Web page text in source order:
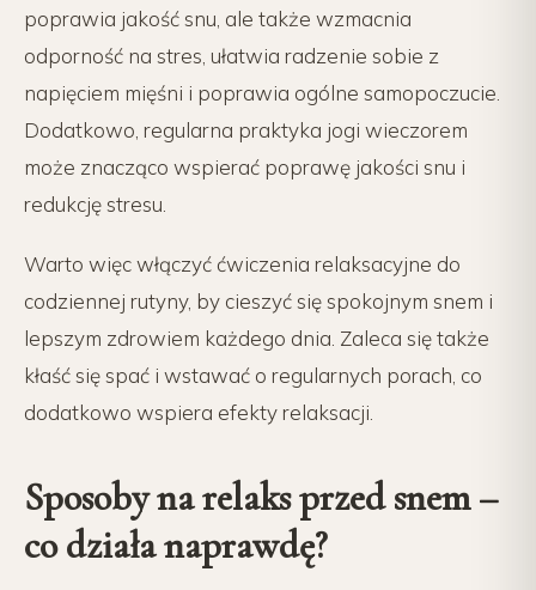
poprawia jakość snu, ale także wzmacnia
odporność na stres, ułatwia radzenie sobie z
napięciem mięśni i poprawia ogólne samopoczucie.
Dodatkowo, regularna praktyka jogi wieczorem
może znacząco wspierać poprawę jakości snu i
redukcję stresu.
Warto więc włączyć ćwiczenia relaksacyjne do
codziennej rutyny, by cieszyć się spokojnym snem i
lepszym zdrowiem każdego dnia. Zaleca się także
kłaść się spać i wstawać o regularnych porach, co
dodatkowo wspiera efekty relaksacji.
Sposoby na relaks przed snem –
co działa naprawdę?